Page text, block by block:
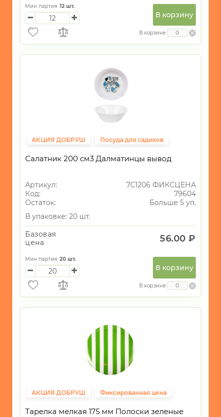
Мин партия: 12 шт.
В корзину
В корзине
АКЦИЯ ДОБРУШ
Посуда для садиков
Салатник 200 см3 Далматинцы вывод
Артикул:
7С1206 ФИКСЦЕНА
Код:
79604
Остаток:
Больше 5 уп.
В упаковке: 20 шт.
Базовая
цена
56.00 ₽
Мин партия: 20 шт.
В корзину
В корзине
АКЦИЯ ДОБРУШ Фиксированная цена
Тарелка мелкая 175 мм Полоски зеленые